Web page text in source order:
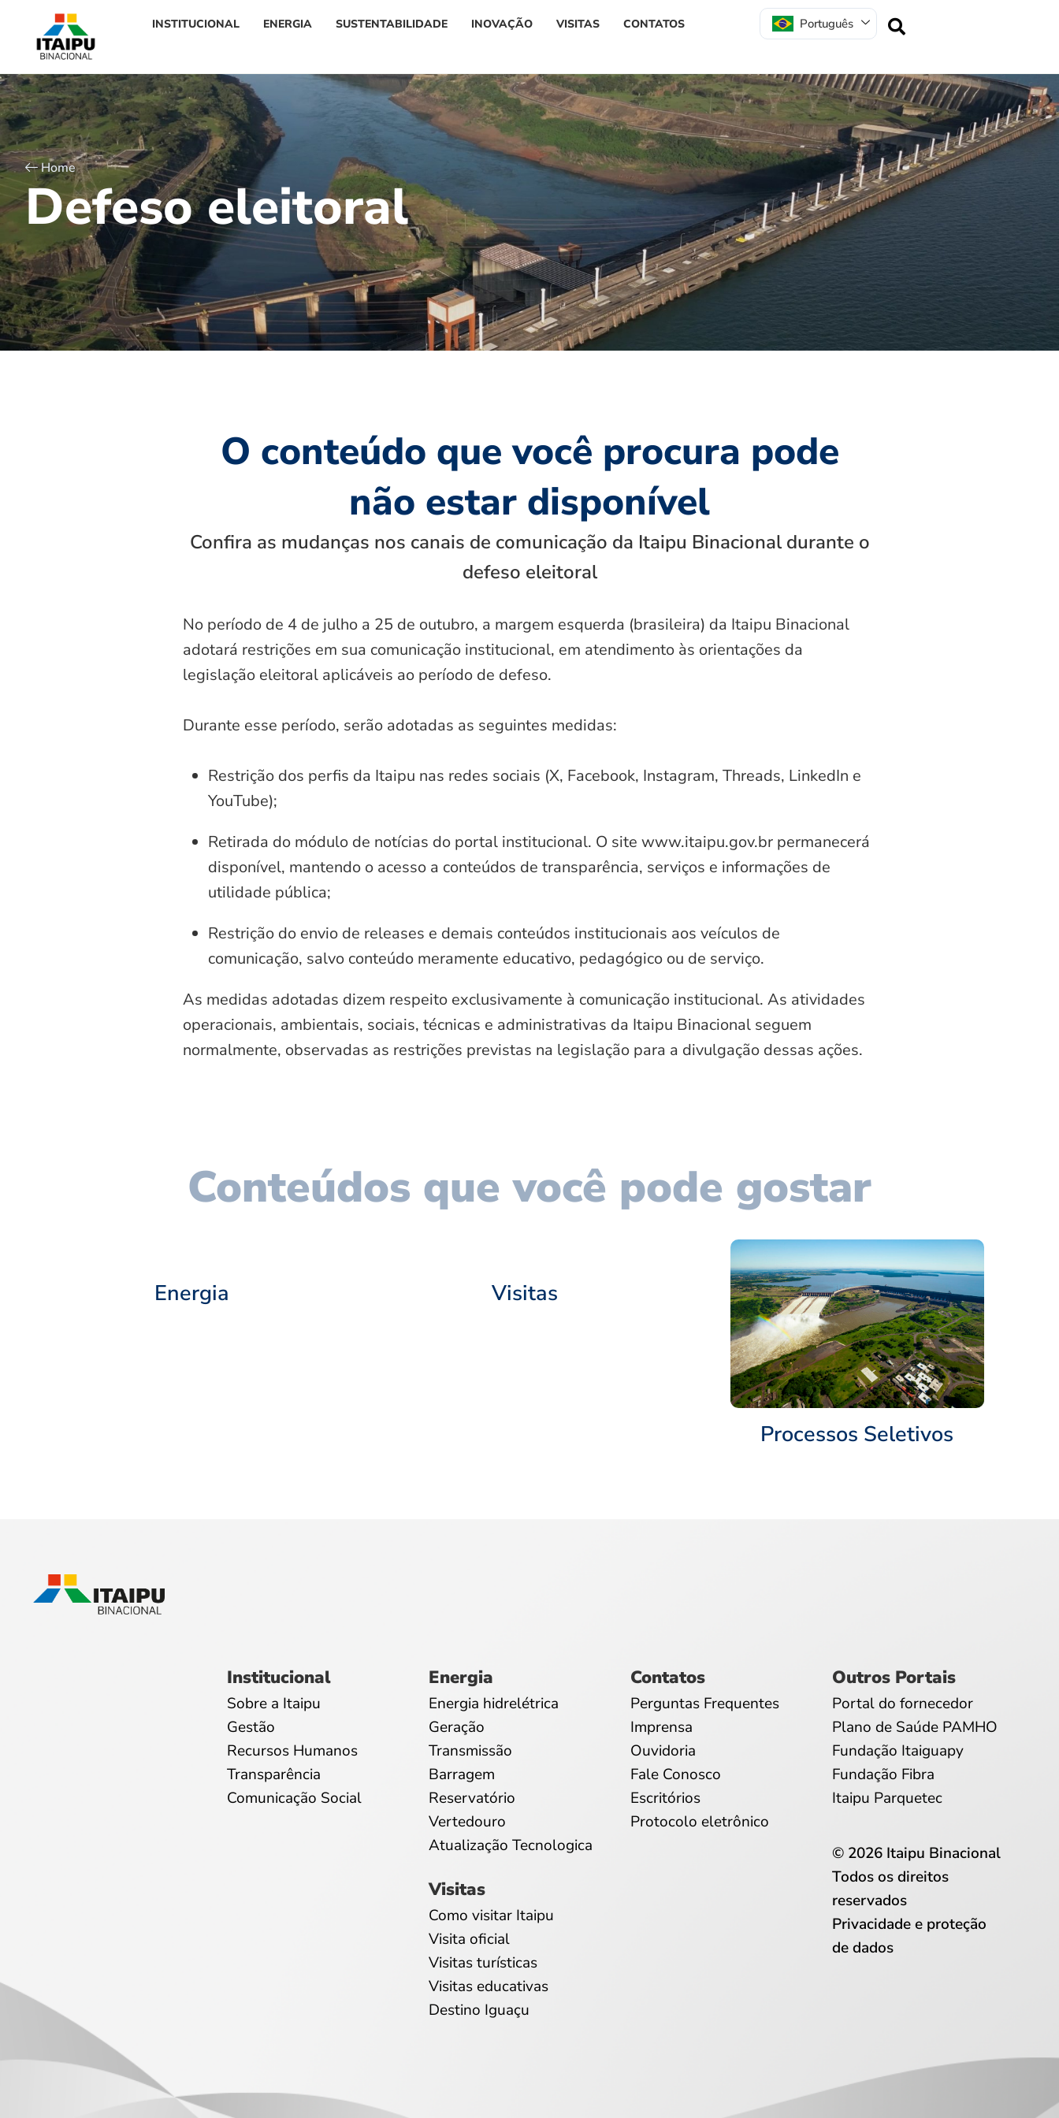
INSTITUCIONAL ENERGIA SUSTENTABILIDADE INOVAÇÃO VISITAS CONTATOS Português
Home
Defeso eleitoral
O conteúdo que você procura pode
não estar disponível
Confira as mudanças nos canais de comunicação da Itaipu Binacional durante o
defeso eleitoral
No período de 4 de julho a 25 de outubro, a margem esquerda (brasileira) da Itaipu Binacional
adotará restrições em sua comunicação institucional, em atendimento às orientações da
legislação eleitoral aplicáveis ao período de defeso.
Durante esse período, serão adotadas as seguintes medidas:
Restrição dos perfis da Itaipu nas redes sociais (X, Facebook, Instagram, Threads, LinkedIn e
YouTube);
Retirada do módulo de notícias do portal institucional. O site www.itaipu.gov.br permanecerá
disponível, mantendo o acesso a conteúdos de transparência, serviços e informações de
utilidade pública;
Restrição do envio de releases e demais conteúdos institucionais aos veículos de
comunicação, salvo conteúdo meramente educativo, pedagógico ou de serviço.
As medidas adotadas dizem respeito exclusivamente à comunicação institucional. As atividades
operacionais, ambientais, sociais, técnicas e administrativas da Itaipu Binacional seguem
normalmente, observadas as restrições previstas na legislação para a divulgação dessas ações.
Conteúdos que você pode gostar
Energia Visitas
Processos Seletivos
Institucional
Sobre a Itaipu
Gestão
Recursos Humanos
Transparência
Comunicação Social
Energia
Energia hidrelétrica
Geração
Transmissão
Barragem
Reservatório
Vertedouro
Atualização Tecnologica
Visitas
Como visitar Itaipu
Visita oficial
Visitas turísticas
Visitas educativas
Destino Iguaçu
Contatos
Perguntas Frequentes
Imprensa
Ouvidoria
Fale Conosco
Escritórios
Protocolo eletrônico
Outros Portais
Portal do fornecedor
Plano de Saúde PAMHO
Fundação Itaiguapy
Fundação Fibra
Itaipu Parquetec
© 2026 Itaipu Binacional
Todos os direitos
reservados
Privacidade e proteção
de dados